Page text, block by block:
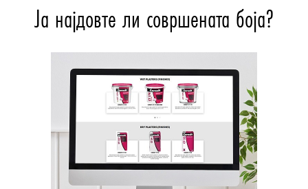
Ја најдовте ли совршената боја?